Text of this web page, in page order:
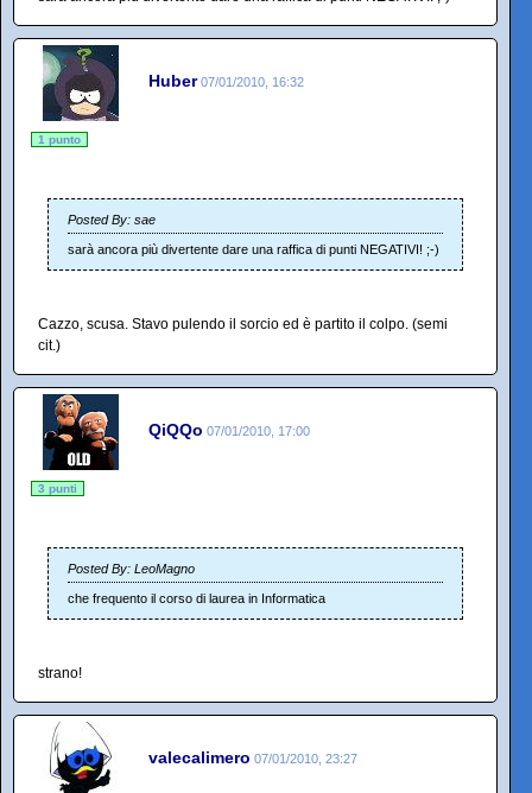
Huber 07/01/2010, 16:32
1 punto
Posted By: sae
sarà ancora più divertente dare una raffica di punti NEGATIVI! ;-)
Cazzo, scusa. Stavo pulendo il sorcio ed è partito il colpo. (semi
cit.)
QiQQo 07/01/2010, 17:00
3 punti
Posted By: LeoMagno
che frequento il corso di laurea in Informatica
strano!
valecalimero 07/01/2010, 23:27